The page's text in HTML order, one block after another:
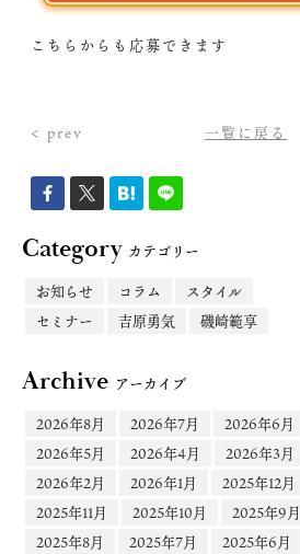
こちらからも応募できます
< prev 一覧に戻る
Categoryカテゴリー
お知らせ
コラム
スタイル
セミナー
吉原勇気 磯崎範享
Archive アーカイブ
2026年8月
2026年7月
2026年6月
2026年5月
2026年4月
2026年3月
2026年2月
2026年1月
2025年12月
2025年11月
2025年10月
2025年9月
2025年8月
2025年7月
2025年6月